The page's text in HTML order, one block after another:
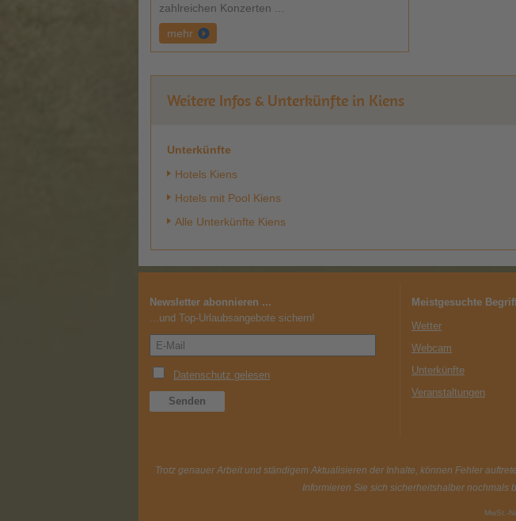
zahlreichen Konzerten ...
mehr
Weitere Infos & Unterkünfte in Kiens
Unterkünfte
Hotels Kiens
Hotels mit Pool Kiens
Alle Unterkünfte Kiens
Newsletter abonnieren ...
...und Top-Urlaubsangebote sichern!
Meistgesuchte
Wetter
Webcam
Unterkünfte
Veranstaltungen
Trotz genauer Arbeit und ständigem Aktualisieren der Inhalte, können Fehler
Informieren Sie sich sicherheitshalber nochmals
MwSt.-